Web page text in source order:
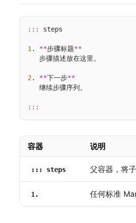
::: steps
1 . **步骤标题**
   步骤描述放在这里。
2. **下一步**
   继续步骤序列。
:::
容器 说明
::: steps 父容器，将
1. 任何标准